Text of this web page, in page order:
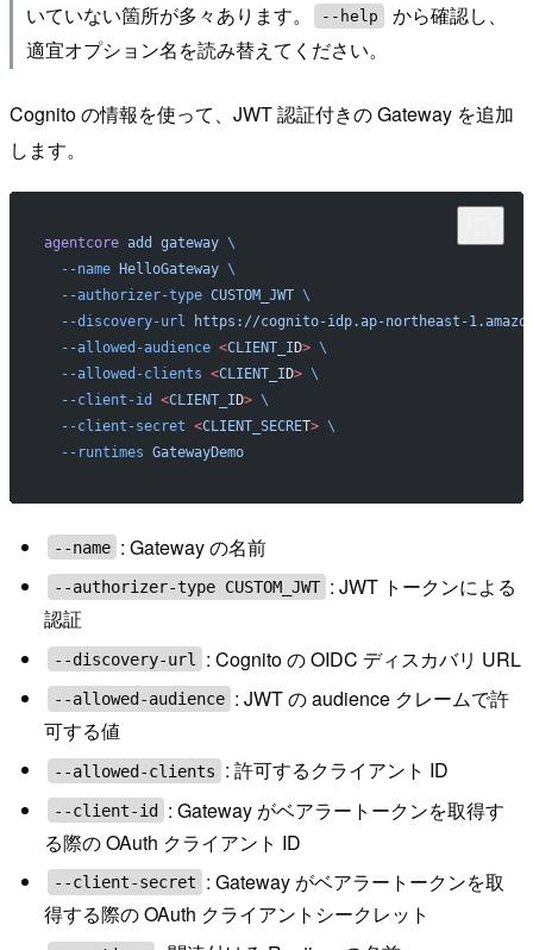
いていない箇所が多々あります。
--help
から確認し、
適宜オプション名を読み替えてください。
Cognito の情報を使って、JWT 認証付きの Gateway を追加
します。
agentcore add gateway \
  --name
HelloGateway \
  --authorizer-type
CUSTOM_JWT \
  --discovery-url
https://cognito-idp.ap-northeast-
  --allowed-audience
<CLIENT_I D> \
  --allowed-clients
<CLIENT_I D> \
  --client-id
<CLIENT_I D> \
  --client-secret
<CLIENT_SECRET> \
  --runtimes
GatewayDemo
--name : Gateway の名前
--authorizer-type CUSTOM_JWT : JWT トークンによる
認証
--discovery-url : Cognito の OIDC ディスカバリ URL
--allowed-audience : JWT の audience クレームで許
可する値
--allowed-clients : 許可するクライアント ID
--client-id
: Gateway がベアラートークンを取得す
る際の OAuth クライアント ID
--client-secret
: Gateway がベアラートークンを取
得する際の OAuth クライアントシークレット